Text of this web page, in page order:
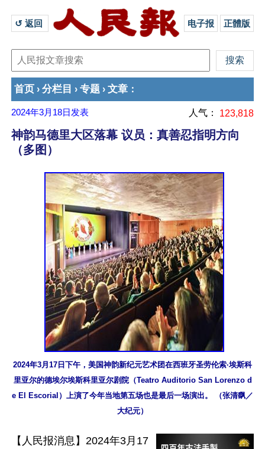
↺ 返回 电子报 正體版
首页 › 分栏目 › 专题 › 文章 ：
2024年3月18日 发表 人气： 123,818
神韵马德里大区落幕 议员：真善忍指明方向
（多图）
2024年3月17日下午，美国神韵新纪元艺术团在西班牙圣劳伦索∙埃斯科
里亚尔的德埃尔埃斯科里亚尔剧院（Teatro Auditorio San Lorenzo d
e El Escorial）上演了今年当地第五场也是最后一场演出。 （张清飖／
大纪元）
【人民报消息】2024年3月17